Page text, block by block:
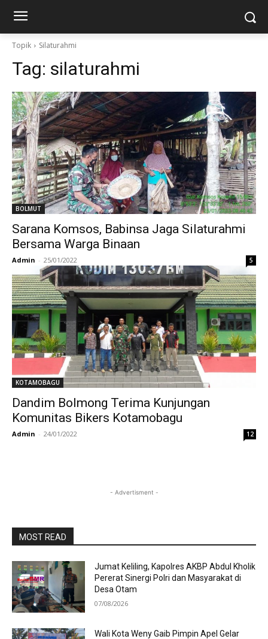
Topik Silaturahmi
Tag: silaturahmi
BOLMUT
Sarana Komsos, Babinsa Jaga Silaturahmi
Bersama Warga Binaan
Admin - 25/01/2022 5
KOTAMOBAGU
Dandim Bolmong Terima Kunjungan
Komunitas Bikers Kotamobagu
Admin - 24/01/2022 12
- Advertisment -
MOST READ
Jumat Keliling, Kapolres AKBP Abdul Kholik
Pererat Sinergi Polri dan Masyarakat di
Desa Otam
07/08/2026
Wali Kota Weny Gaib Pimpin Apel Gelar